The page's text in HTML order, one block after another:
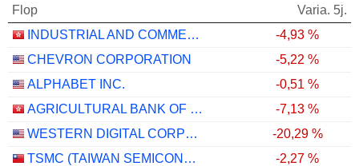
Flop
Varia. 5j.
INDUSTRIAL AND COMMERCIAL BANK OF CHINA LIMITED
-4,93 %
CHEVRON CORPORATION
-5,22 %
ALPHABET INC.
-0,51 %
AGRICULTURAL BANK OF CHINA LIMITED
-7,13 %
WESTERN DIGITAL CORPORATION
-20,29 %
TSMC (TAIWAN SEMICONDUCTOR MANUFACTURING COMPANY)
-2,27 %